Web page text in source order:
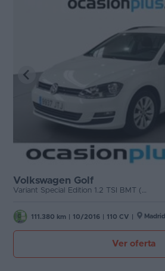
Volkswagen Golf
Variant Special Edition 1.2 TSI BMT (110 CV)
111.380 km 10/2016 110 CV Madrid
Ver oferta